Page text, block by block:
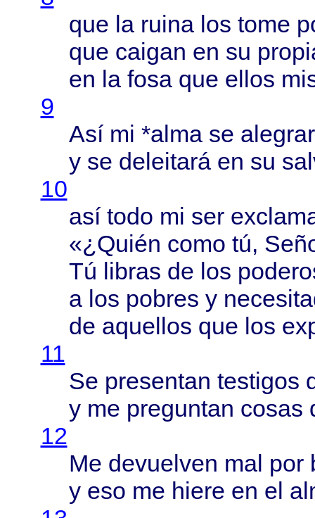
que la ruinalos tome
que caigan en su
en la fosaque ellos
9
Asími *almase
y se deleitaráen su
10
así todo mi ser
«¿ Quién como tú,
Tú libras de los
a los pobres y
de aquellos que los
11
Se presentan testigos
y me preguntan cosas
12
Me devuelven mal por
y eso me hiere en el